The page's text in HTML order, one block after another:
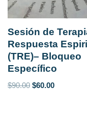
Sesión de
Respuesta
(TRE)– Bloqueo
Específico
$90.00 $60.00